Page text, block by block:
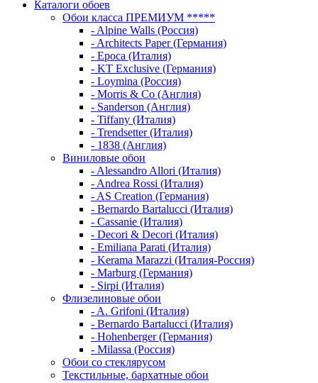
Каталоги обоев
Обои класса ПРЕМИУМ *****
- Alpine Walls (Россия)
- Architects Paper (Германия)
- Epoca (Италия)
- KT Exclusive (Германия)
- Loymina (Россия)
- Morris & Co (Англия)
- Sanderson (Англия)
- Tiffany (Италия)
- Trendsetter (Италия)
- 1838 (Англия)
Виниловые обои
- Alessandro Allori (Италия)
- Andrea Rossi (Италия)
- AS Creation (Германия)
- Bernardo Bartalucci (Италия)
- Cassanie (Италия)
- Decori & Decori (Италия)
- Emiliana Parati (Италия)
- Kerama Marazzi (Италия-Россия)
- Marburg (Германия)
- Sirpi (Италия)
Флизелиновые обои
- A. Grifoni (Италия)
- Bernardo Bartalucci (Италия)
- Hohenberger (Германия)
- Milassa (Россия)
Обои со стеклярусом
Текстильные, бархатные обои